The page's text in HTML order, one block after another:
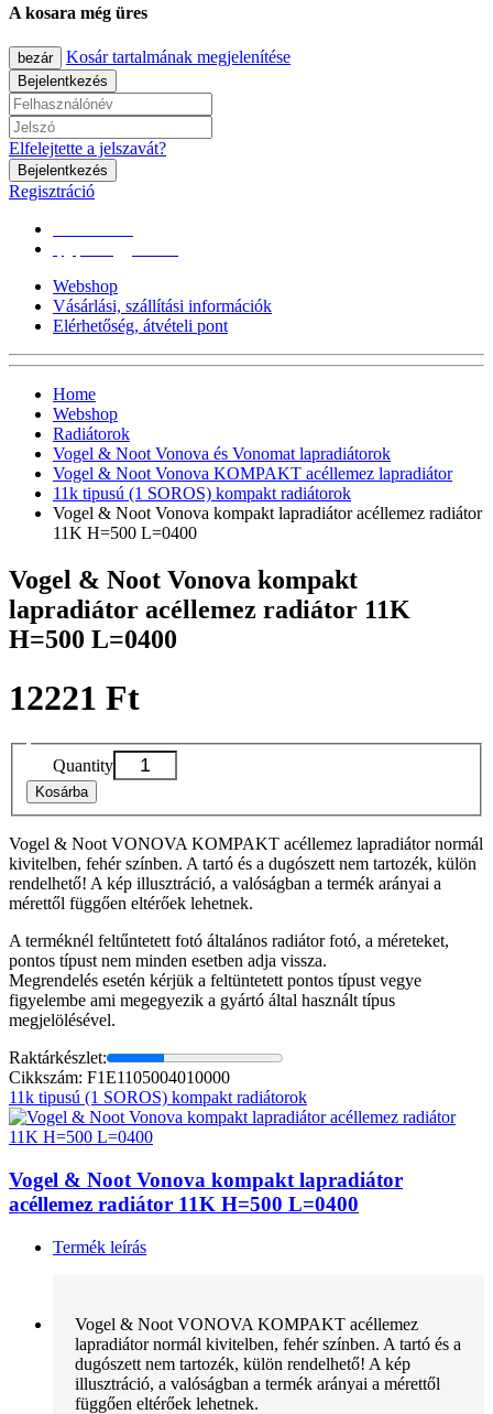
A kosara még üres
bezár Kosár tartalmának megjelenítése
Bejelentkezés
Elfelejtette a jelszavát?
Bejelentkezés
Regisztráció
Webshop
Vásárlási, szállítási információk
Elérhetőség, átvételi pont
Home
Webshop
Radiátorok
Vogel & Noot Vonova és Vonomat lapradiátorok
Vogel & Noot Vonova KOMPAKT acéllemez lapradiátor
11k tipusú (1 SOROS) kompakt radiátorok
Vogel & Noot Vonova kompakt lapradiátor acéllemez radiátor
11K H=500 L=0400
Vogel & Noot Vonova kompakt
lapradiátor acéllemez radiátor 11K
H=500 L=0400
12221 Ft
Quantity
Kosárba
Vogel & Noot VONOVA KOMPAKT acéllemez lapradiátor normál
kivitelben, fehér színben. A tartó és a dugószett nem tartozék, külön
rendelhető! A kép illusztráció, a valóságban a termék arányai a
mérettől függően eltérőek lehetnek.
A terméknél feltűntetett fotó általános radiátor fotó, a méreteket,
pontos típust nem minden esetben adja vissza.
Megrendelés esetén kérjük a feltüntetett pontos típust vegye
figyelembe ami megegyezik a gyártó által használt típus
megjelölésével.
Raktárkészlet:
Cikkszám: F1E1105004010000
11k tipusú (1 SOROS) kompakt radiátorok
Vogel & Noot Vonova kompakt lapradiátor
acéllemez radiátor 11K H=500 L=0400
Termék leírás
Vogel & Noot VONOVA KOMPAKT acéllemez
lapradiátor normál kivitelben, fehér színben. A tartó és a
dugószett nem tartozék, külön rendelhető! A kép
illusztráció, a valóságban a termék arányai a mérettől
függően eltérőek lehetnek.